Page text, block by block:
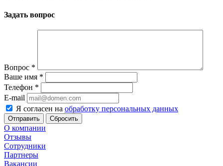
Задать вопрос
Вопрос *
Ваше имя *
Телефон *
E-mail
Я согласен на обработку персональных данных
Сбросить
О компании
Отзывы
Сотрудники
Партнеры
Вакансии